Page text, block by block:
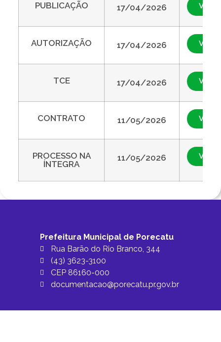
PUBLICAÇÃO 17/04/2026
AUTORIZAÇÃO 17/04/2026
TCE 17/04/2026
CONTRATO 11/05/2026
PROCESSO NA
ÍNTEGRA
11/05/2026
Prefeitura Municipal de Porecatu
Rua Barão do Rio Branco, 344
(43) 3623-3100
CEP 86160-000
documentacao@porecatu.pr.gov.br